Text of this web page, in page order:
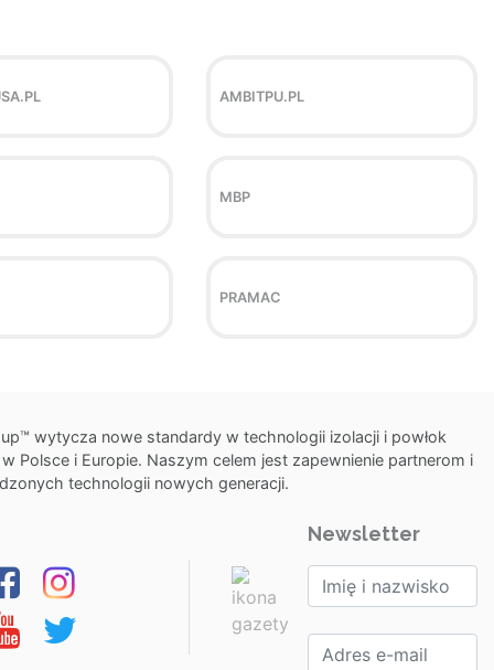
AMBITPU.PL
MBP
PRAMAC
wytycza nowe standardy w technologii izolacji i powłok
Polsce i Europie. Naszym celem jest zapewnienie partnerom i
technologii nowych generacji.
Newsletter